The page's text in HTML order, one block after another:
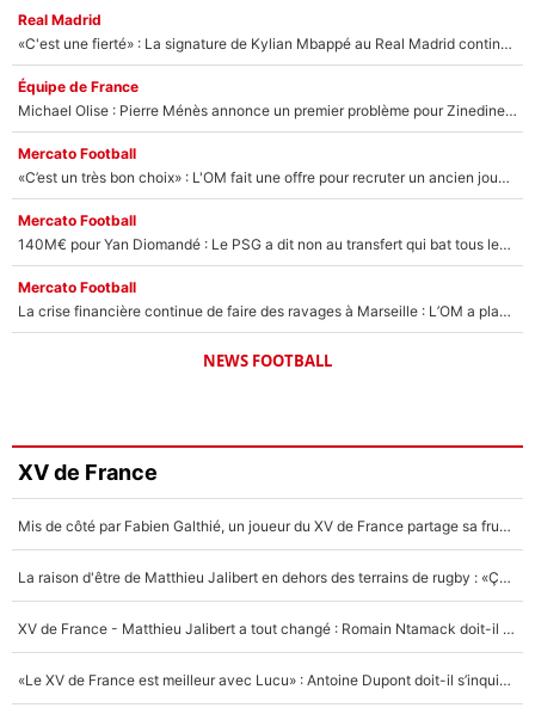
Real Madrid
«C'est une fierté» : La signature de Kylian Mbappé au Real Madrid continue de régaler l'Espagne
Équipe de France
Michael Olise : Pierre Ménès annonce un premier problème pour Zinedine Zidane en équipe de France
Mercato Football
«C’est un très bon choix» : L'OM fait une offre pour recruter un ancien joueur du PSG... et c'est validé dans l'After Foot !
Mercato Football
140M€ pour Yan Diomandé : Le PSG a dit non au transfert qui bat tous les records sur le mercato
Mercato Football
La crise financière continue de faire des ravages à Marseille : L’OM a placé 12 joueurs sur le marché des transferts… et ça pourrait lui rapporter près de 100M€ !
NEWS FOOTBALL
XV de France
Mis de côté par Fabien Galthié, un joueur du XV de France partage sa frustration : «ils ne me l’ont pas dit tout de suite»
La raison d'être de Matthieu Jalibert en dehors des terrains de rugby : «Ça m'atteint autant que si tu touches à un membre de ma famille»
XV de France - Matthieu Jalibert a tout changé : Romain Ntamack doit-il s’inquiéter pour sa place à un an de la Coupe du monde ?
«Le XV de France est meilleur avec Lucu» : Antoine Dupont doit-il s’inquiéter pour sa place ?